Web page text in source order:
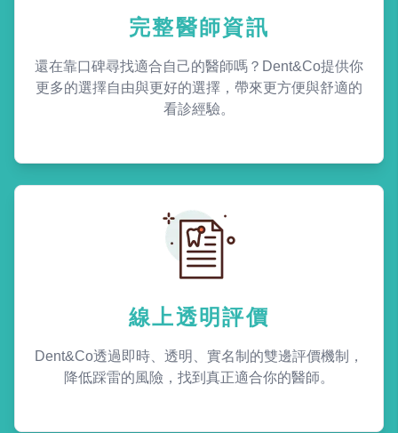
完整醫師資訊
還在靠口碑尋找適合自己的醫師嗎？Dent&Co提供你
更多的選擇自由與更好的選擇，帶來更方便與舒適的
看診經驗。
線上透明評價
Dent&Co透過即時、透明、實名制的雙邊評價機制，
降低踩雷的風險，找到真正適合你的醫師。